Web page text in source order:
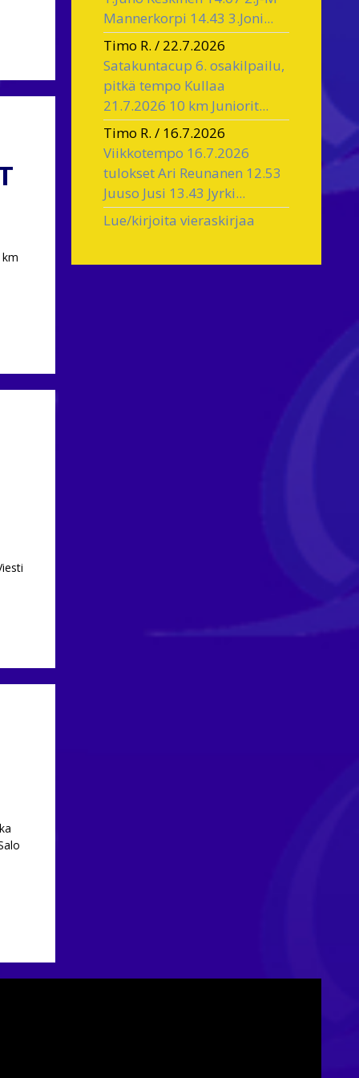
Mannerkorpi 14.43 3.Joni...
Timo R. / 22.7.2026
Satakuntacup 6. osakilpailu,
pitkä tempo Kullaa
21.7.2026 10 km Juniorit...
Timo R. / 16.7.2026
Viikkotempo 16.7.2026
tulokset Ari Reunanen 12.53
Juuso Jusi 13.43 Jyrki...
Lue/kirjoita vieraskirjaa